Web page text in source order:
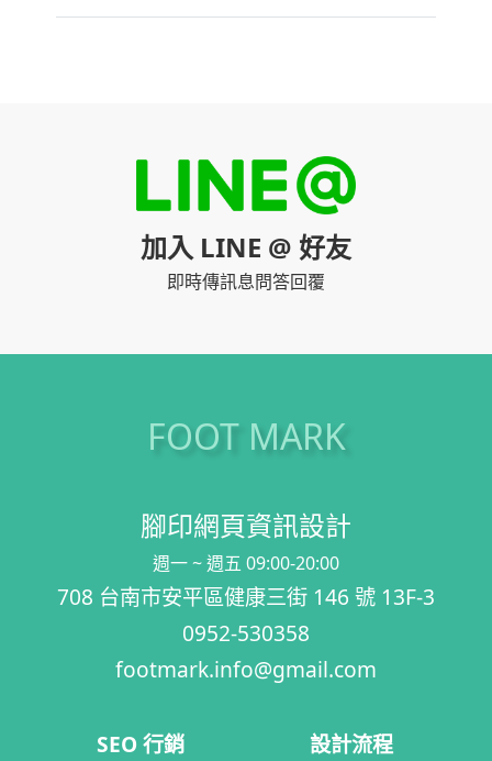
加入 LINE @ 好友
即時傳訊息問答回覆
FOOT MARK
腳印網頁資訊設計
週一 ~ 週五 09:00-20:00
708 台南市安平區健康三街 146 號 13F-3
0952-530358
footmark.info@gmail.com
SEO 行銷
設計流程